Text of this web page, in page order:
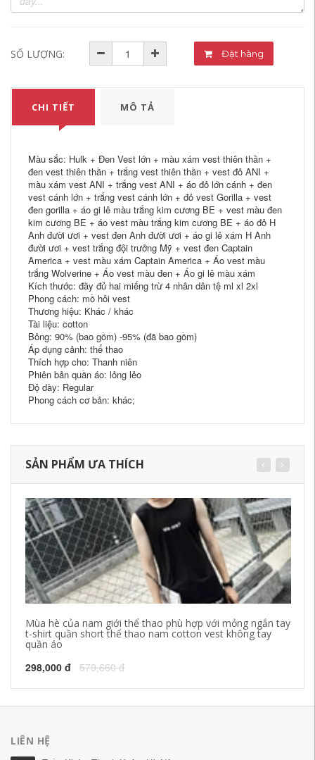
SỐ LƯỢNG: Đặt hàng
CHI TIẾT MÔ TẢ
Màu sắc: Hulk + Đen Vest lớn + màu xám vest thiên thần +
đen vest thiên thần + trắng vest thiên thần + vest đỏ ANI +
màu xám vest ANI + trắng vest ANI + áo đỏ lớn cánh + đen
vest cánh lớn + trắng vest cánh lớn + đỏ vest Gorilla + vest
đen gorilla + áo gi lê màu trắng kim cương BE + vest màu đen
kim cương BE + áo vest màu trắng kim cương BE + áo đỏ H
Anh đười ươi + vest đen Anh đười ươi + áo gi lê xám H Anh
đười ươi + vest trắng đội trưởng Mỹ + vest đen Captain
America + vest màu xám Captain America + Áo vest màu
trắng Wolverine + Áo vest màu đen + Áo gi lê màu xám
Kích thước: đầy đủ hai miếng trừ 4 nhân dân tệ ml xl 2xl
Phong cách: mồ hôi vest
Thương hiệu: Khác / khác
Tài liệu: cotton
Bông: 90% (bao gồm) -95% (đã bao gồm)
Áp dụng cảnh: thể thao
Thích hợp cho: Thanh niên
Phiên bản quần áo: lỏng lẻo
Độ dày: Regular
Phong cách cơ bản: khác;
SẢN PHẨM ƯA THÍCH
Mùa hè của nam giới thể thao phù hợp với mỏng ngắn tay
t-shirt quần short thể thao nam cotton vest không tay
quần áo
298,000 đ 579,660 đ
LIÊN HỆ